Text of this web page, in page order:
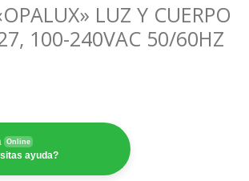
LUZ Y CUERPO
100-240VAC 50/60HZ
Online
ayuda?